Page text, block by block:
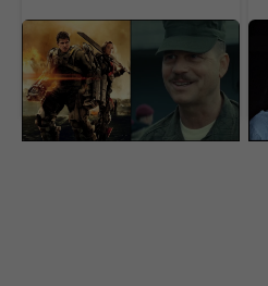
Výsmech divákom.
Netflix pridal do ponuky
geniálne filmy, pozrie si
ich málokto